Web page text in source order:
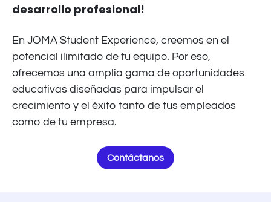
desarrollo profesional!
En JOMA Student Experience, creemos en el
potencial ilimitado de tu equipo. Por eso,
ofrecemos una amplia gama de oportunidades
educativas diseñadas para impulsar el
crecimiento y el éxito tanto de tus empleados
como de tu empresa.
Contáctanos